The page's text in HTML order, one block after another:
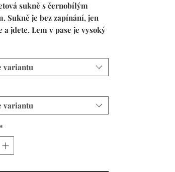
sukně s černobílým
Sukně je bez zapínání, jen
a jdete. Lem v pase je vysoký
podílem elastanu, sukně je
a poddajná. Materiál má
takže se nemusíte obávat
ani průsvitnosti.Tento tip
hodí úplně ke všemu, jistě
ležet ve skříni.Ušito v
na Vysočině s láskou a úctou
děkuji, že
malé české výrobce
variantu
variantu
*